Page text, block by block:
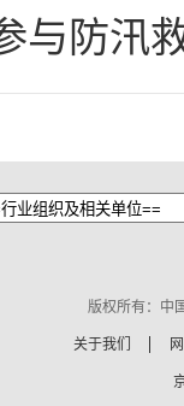
与防汛
版权所有：中
关于我们